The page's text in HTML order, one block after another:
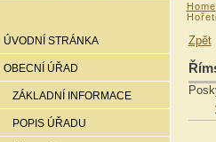
ÚVODNÍ STRÁNKA
OBECNÍ ÚŘAD
ZÁKLADNÍ INFORMACE
POPIS ÚŘADU
Home
Zpět